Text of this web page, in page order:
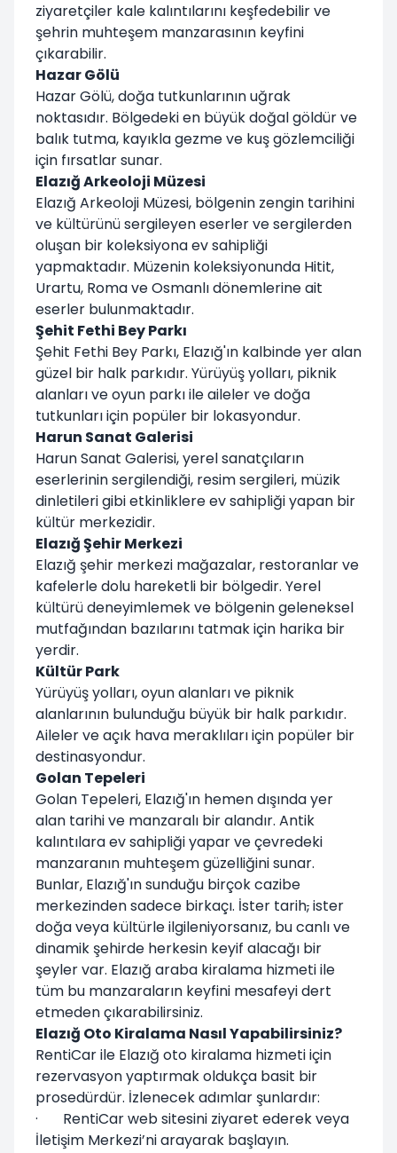
ziyaretçiler kale kalıntılarını keşfedebilir ve
şehrin muhteşem manzarasının keyfini
çıkarabilir.
Hazar Gölü
Hazar Gölü, doğa tutkunlarının uğrak
noktasıdır. Bölgedeki en büyük doğal göldür ve
balık tutma, kayıkla gezme ve kuş gözlemciliği
için fırsatlar sunar.
Elazığ Arkeoloji Müzesi
Elazığ Arkeoloji Müzesi, bölgenin zengin tarihini
ve kültürünü sergileyen eserler ve sergilerden
oluşan bir koleksiyona ev sahipliği
yapmaktadır. Müzenin koleksiyonunda Hitit,
Urartu, Roma ve Osmanlı dönemlerine ait
eserler bulunmaktadır.
Şehit Fethi Bey Parkı
Şehit Fethi Bey Parkı, Elazığ'ın kalbinde yer alan
güzel bir halk parkıdır. Yürüyüş yolları, piknik
alanları ve oyun parkı ile aileler ve doğa
tutkunları için popüler bir lokasyondur.
Harun Sanat Galerisi
Harun Sanat Galerisi, yerel sanatçıların
eserlerinin sergilendiği, resim sergileri, müzik
dinletileri gibi etkinliklere ev sahipliği yapan bir
kültür merkezidir.
Elazığ Şehir Merkezi
Elazığ şehir merkezi mağazalar, restoranlar ve
kafelerle dolu hareketli bir bölgedir. Yerel
kültürü deneyimlemek ve bölgenin geleneksel
mutfağından bazılarını tatmak için harika bir
yerdir.
Kültür Park
Yürüyüş yolları, oyun alanları ve piknik
alanlarının bulunduğu büyük bir halk parkıdır.
Aileler ve açık hava meraklıları için popüler bir
destinasyondur.
Golan Tepeleri
Golan Tepeleri, Elazığ'ın hemen dışında yer
alan tarihi ve manzaralı bir alandır. Antik
kalıntılara ev sahipliği yapar ve çevredeki
manzaranın muhteşem güzelliğini sunar.
Bunlar, Elazığ'ın sunduğu birçok cazibe
merkezinden sadece birkaçı. İster tarih,ister
doğa veya kültürle ilgileniyorsanız, bu canlı ve
dinamik şehirde herkesin keyif alacağı bir
şeyler var. Elazığ araba kiralama hizmeti ile
tüm bu manzaraların keyfini mesafeyi dert
etmeden çıkarabilirsiniz.
Elazığ Oto Kiralama Nasıl Yapabilirsiniz?
RentiCar ile Elazığ oto kiralama hizmeti için
rezervasyon yaptırmak oldukça basit bir
prosedürdür. İzlenecek adımlar şunlardır:
· RentiCar web sitesini ziyaret ederek veya
İletişim Merkezi’ni arayarak başlayın.